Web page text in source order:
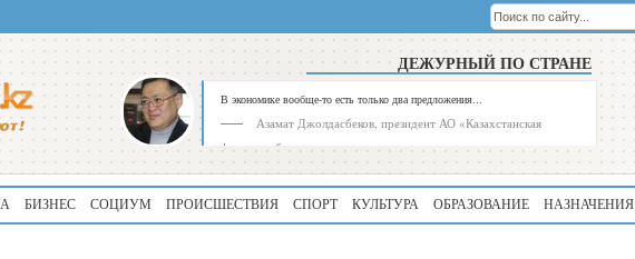
ДЕЖУРНЫЙ ПО СТРАНЕ
В экономике вообще-то есть только два предложения...
Азамат Джолдасбеков, президент АО «Казахстанская
фондовая биржа»
БИЗНЕС СОЦИУМ ПРОИСШЕСТВИЯ СПОРТ КУЛЬТУРА ОБРАЗОВАНИЕ